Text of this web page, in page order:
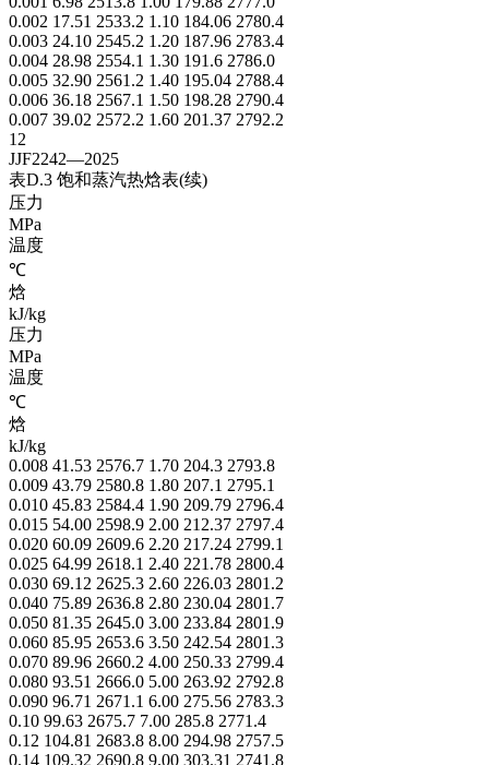
0.002 17.51 2533.2 1.10 184.06 2780.4
0.003 24.10 2545.2 1.20 187.96 2783.4
0.004 28.98 2554.1 1.30 191.6 2786.0
0.005 32.90 2561.2 1.40 195.04 2788.4
0.006 36.18 2567.1 1.50 198.28 2790.4
0.007 39.02 2572.2 1.60 201.37 2792.2
12
JJF2242—2025
表D.3 饱和蒸汽热焓表(续)
压力
MPa
温度
℃
焓
kJ/kg
压力
MPa
温度
℃
焓
kJ/kg
0.008 41.53 2576.7 1.70 204.3 2793.8
0.009 43.79 2580.8 1.80 207.1 2795.1
0.010 45.83 2584.4 1.90 209.79 2796.4
0.015 54.00 2598.9 2.00 212.37 2797.4
0.020 60.09 2609.6 2.20 217.24 2799.1
0.025 64.99 2618.1 2.40 221.78 2800.4
0.030 69.12 2625.3 2.60 226.03 2801.2
0.040 75.89 2636.8 2.80 230.04 2801.7
0.050 81.35 2645.0 3.00 233.84 2801.9
0.060 85.95 2653.6 3.50 242.54 2801.3
0.070 89.96 2660.2 4.00 250.33 2799.4
0.080 93.51 2666.0 5.00 263.92 2792.8
0.090 96.71 2671.1 6.00 275.56 2783.3
0.10 99.63 2675.7 7.00 285.8 2771.4
0.12 104.81 2683.8 8.00 294.98 2757.5
0.14 109.32 2690.8 9.00 303.31 2741.8